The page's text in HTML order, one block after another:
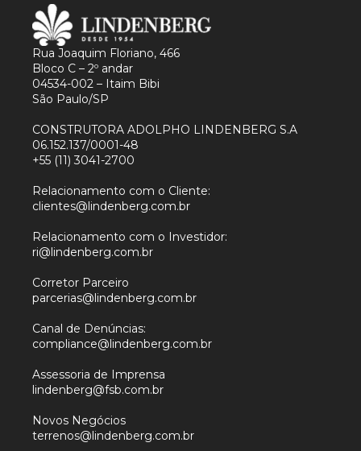
Rua Joaquim Floriano, 466
Bloco C – 2º andar
04534-002 – Itaim Bibi
São Paulo/SP
CONSTRUTORA ADOLPHO LINDENBERG S.A
06.152.137/0001-48
+55 (11) 3041-2700
Relacionamento com o Cliente:
clientes@lindenberg.com.br
Relacionamento com o Investidor:
ri@lindenberg.com.br
Corretor Parceiro
parcerias@lindenberg.com.br
Canal de Denúncias:
compliance@lindenberg.com.br
Assessoria de Imprensa
lindenberg@fsb.com.br
Novos Negócios
terrenos@lindenberg.com.br